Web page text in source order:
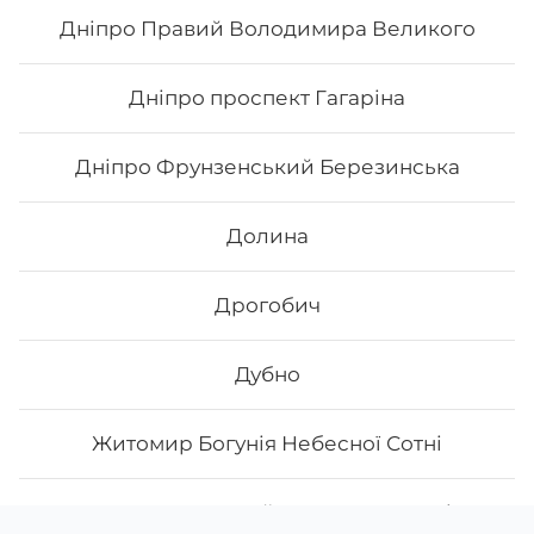
Дніпро Правий Володимира Великого
Дніпро проспект Гагаріна
Дніпро Фрунзенський Березинська
Долина
Дрогобич
Дубно
Житомир Богунія Небесної Сотні
Житомир Центральний Велика Бердичівська